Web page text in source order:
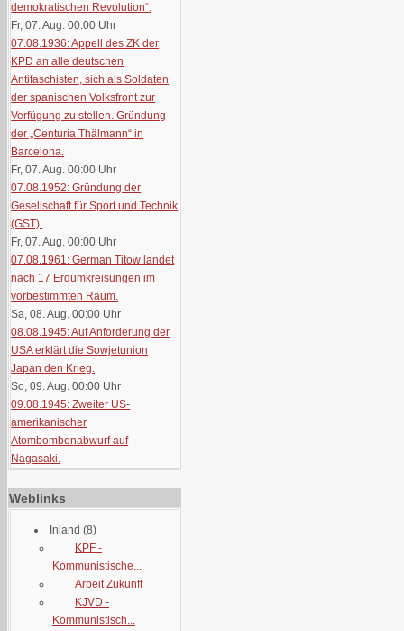
demokratischen Revolution“.
Fr, 07. Aug. 00:00 Uhr
07.08.1936: Appell des ZK der
KPD an alle deutschen
Antifaschisten, sich als Soldaten
der spanischen Volksfront zur
Verfügung zu stellen. Gründung
der „Centuria Thälmann“ in
Barcelona.
Fr, 07. Aug. 00:00 Uhr
07.08.1952: Gründung der
Gesellschaft für Sport und Technik
(GST).
Fr, 07. Aug. 00:00 Uhr
07.08.1961: German Titow landet
nach 17 Erdumkreisungen im
vorbestimmten Raum.
Sa, 08. Aug. 00:00 Uhr
08.08.1945: Auf Anforderung der
USA erklärt die Sowjetunion
Japan den Krieg.
So, 09. Aug. 00:00 Uhr
09.08.1945: Zweiter US-
amerikanischer
Atombombenabwurf auf
Nagasaki.
Weblinks
Inland (8)
KPF -
Kommunistische...
Arbeit Zukunft
KJVD -
Kommunistisch...